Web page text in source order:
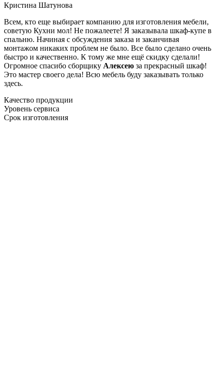
Кристина Шатунова
Всем, кто еще выбирает компанию для изготовления мебели,
советую Кухни мол! Не пожалеете! Я заказывала шкаф-купе в
спальню. Начиная с обсуждения заказа и заканчивая
монтажом никаких проблем не было. Все было сделано очень
быстро и качественно. К тому же мне ещё скидку сделали!
Огромное спасибо сборщику Алексею за прекрасный шкаф!
Это мастер своего дела! Всю мебель буду заказывать только
здесь.
Качество продукции
Уровень сервиса
Срок изготовления